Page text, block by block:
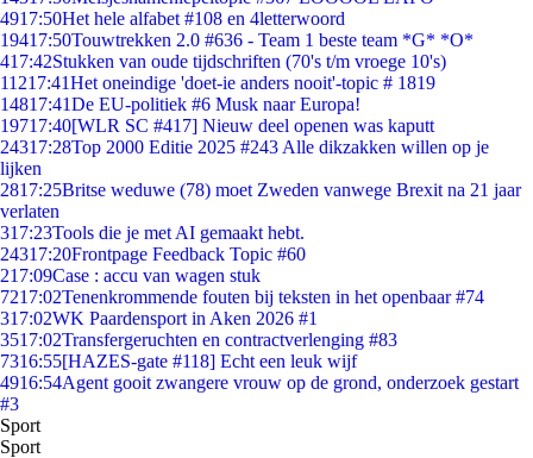
4917:50Het hele alfabet #108 en 4letterwoord
19417:50Touwtrekken 2.0 #636 - Team 1 beste team *G* *O*
417:42Stukken van oude tijdschriften (70's t/m vroege 10's)
11217:41Het oneindige 'doet-ie anders nooit'-topic # 1819
14817:41De EU-politiek #6 Musk naar Europa!
19717:40[WLR SC #417] Nieuw deel openen was kaputt
24317:28Top 2000 Editie 2025 #243 Alle dikzakken willen op je
lijken
2817:25Britse weduwe (78) moet Zweden vanwege Brexit na 21 jaar
verlaten
317:23Tools die je met AI gemaakt hebt.
24317:20Frontpage Feedback Topic #60
217:09Case : accu van wagen stuk
7217:02Tenenkrommende fouten bij teksten in het openbaar #74
317:02WK Paardensport in Aken 2026 #1
3517:02Transfergeruchten en contractverlenging #83
7316:55[HAZES-gate #118] Echt een leuk wijf
4916:54Agent gooit zwangere vrouw op de grond, onderzoek gestart
#3
Sport
Sport